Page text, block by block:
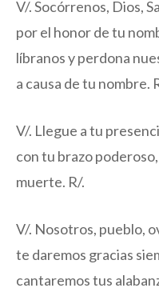
V/. Socórrenos, Dios,
por el honor de tu
líbranos y perdona
a causa de tu nombre.
V/. Llegue a tu
con tu brazo
muerte. R/.
V/. Nosotros, pueblo,
te daremos gracias
cantaremos tus